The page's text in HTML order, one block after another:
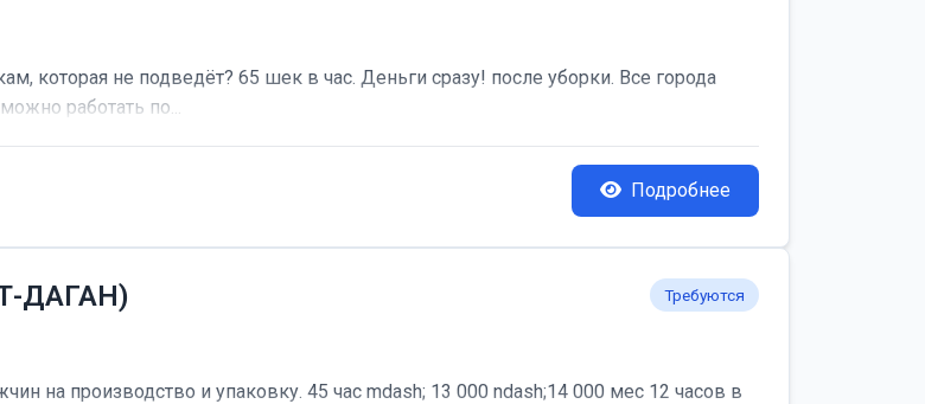
которая не подведёт? 65 шек в час. Деньги сразу! после уборки. Все города
работать по...
Подробнее
ДАГАН) Требуются
производство и упаковку. 45 час mdash; 13 000 ndash;14 000 мес 12 часов в